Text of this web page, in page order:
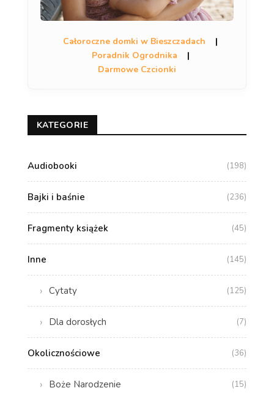
Całoroczne domki w Bieszczadach
|
Poradnik Ogrodnika
|
Darmowe Czcionki
KATEGORIE
Audiobooki (198)
Bajki i baśnie (236)
Fragmenty książek (45)
Inne (145)
Cytaty (125)
Dla dorosłych (7)
Okolicznościowe (36)
Boże Narodzenie (15)